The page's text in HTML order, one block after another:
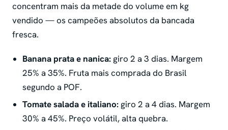
concentram mais da metade do volume em kg
vendido — os campeões absolutos da bancada
fresca.
Banana prata e nanica: giro 2 a 3 dias. Margem
25% a 35%. Fruta mais comprada do Brasil
segundo a POF.
Tomate salada e italiano: giro 2 a 4 dias. Margem
30% a 45%. Preço volátil, alta quebra.